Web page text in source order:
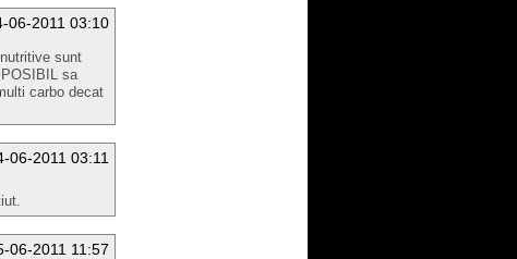
06-2011 03:10
sunt
sa
carbo decat
06-2011 03:11
06-2011 11:57